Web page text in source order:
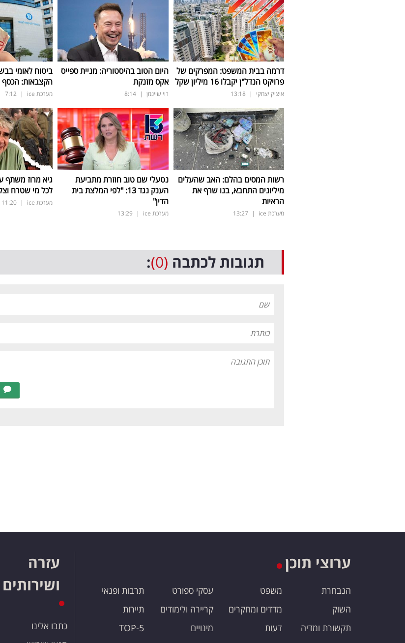
דרמה בבית המשפט: המפרקים של
פרויקט הנדל"ן יקבלו 16 מיליון שקל
איציק יצחקי |
13:18
היום הטוב בהיסטוריה: מניית ספייס
אקס מזנקת
רוי שיינמן |
8:14
ביטוח לאומי
הקצבאות: הכסף
מערכת ice |
7:12
רשות המסים בהלם: האב שהעלים
מיליונים התחבא, בנו שרף את
הראיות
מערכת ice |
13:27
נטעלי שם טוב חוזרת מתביעת
הענק נגד 13: "לפי המלצת בית
הדין"
מערכת ice |
13:29
גיא מרוז משתף
לכל מי שטרח
מערכת ice |
11:20
תגובות לכתבה (0)
:
ערוצי תוכן
הנבחרת
השוק
תקשורת ומדיה
משפט
מדדים ומחקרים
דעות
עסקי ספורט
קריירה ולימודים
מינויים
תרבות ופנאי
תיירות
TOP-5
עזרה
ושירותים
כתבו אלינו